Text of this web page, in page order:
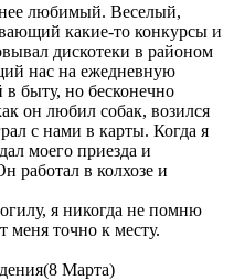
любимый. Веселый,
какие-то конкурсы и
дискотеки в районом
нас на ежедневную
в быту, но бесконечно
он любил собак, возился
с нами в карты. Когда я
моего приезда и
работал в колхозе и
я никогда не помню
меня точно к месту.
Марта)